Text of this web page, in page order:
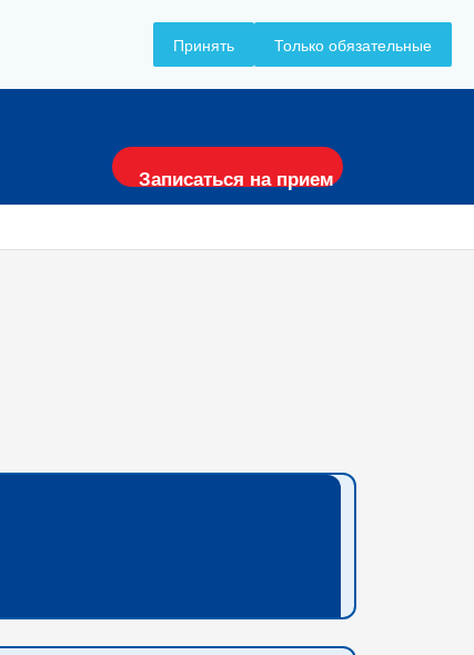
Принять Только обязательные
+7 (8617) 797-157
Записаться на прием